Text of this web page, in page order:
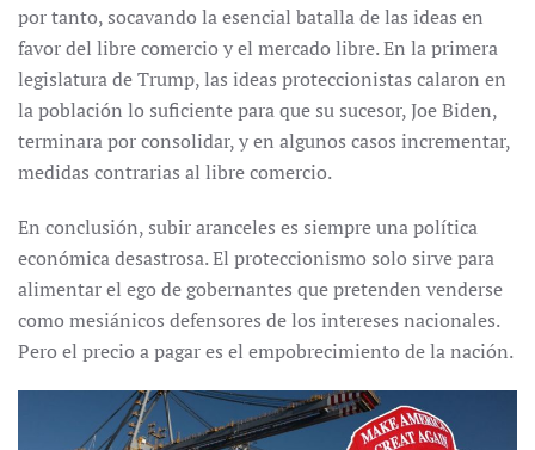
por tanto, socavando la esencial batalla de las ideas en
favor del libre comercio y el mercado libre. En la primera
legislatura de Trump, las ideas proteccionistas calaron en
la población lo suficiente para que su sucesor, Joe Biden,
terminara por consolidar, y en algunos casos incrementar,
medidas contrarias al libre comercio.
En conclusión, subir aranceles es siempre una política
económica desastrosa. El proteccionismo solo sirve para
alimentar el ego de gobernantes que pretenden venderse
como mesiánicos defensores de los intereses nacionales.
Pero el precio a pagar es el empobrecimiento de la nación.